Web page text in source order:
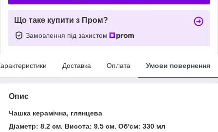
Що таке купити з Пром?
Замовлення під захистом
Доставка Оплата Умови повернення
Опис
Чашка керамічна, глянцева
Діаметр: 8.2 см. Висота: 9.5 см. Об'єм: 330 мл